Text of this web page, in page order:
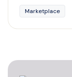
Marketplace